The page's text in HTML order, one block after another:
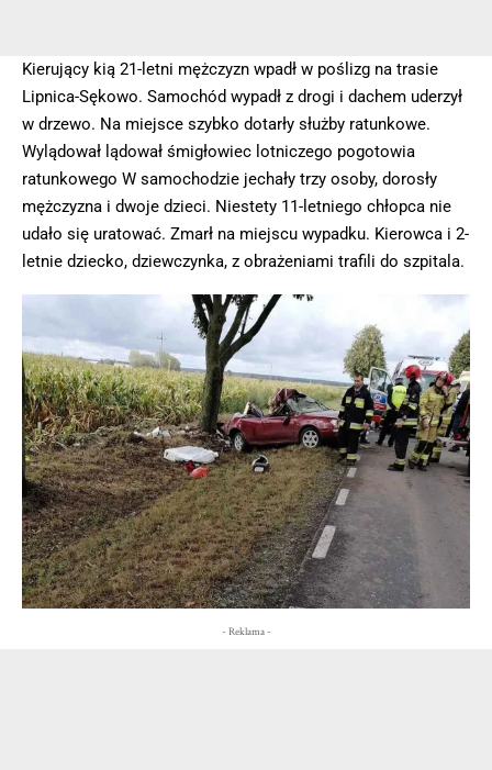
Kierujący kią 21-letni mężczyzn wpadł w poślizg na trasie
Lipnica-Sękowo. Samochód wypadł z drogi i dachem uderzył
w drzewo. Na miejsce szybko dotarły służby ratunkowe.
Wylądował lądował śmigłowiec lotniczego pogotowia
ratunkowego W samochodzie jechały trzy osoby, dorosły
mężczyzna i dwoje dzieci. Niestety 11-letniego chłopca nie
udało się uratować. Zmarł na miejscu wypadku. Kierowca i 2-
letnie dziecko, dziewczynka, z obrażeniami trafili do szpitala.
- Reklama -